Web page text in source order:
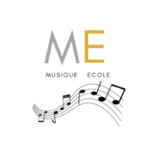
contenu